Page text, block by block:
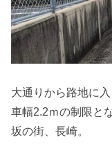
大通りから路地に
車幅2.2ｍの制限と
坂の街、長崎。